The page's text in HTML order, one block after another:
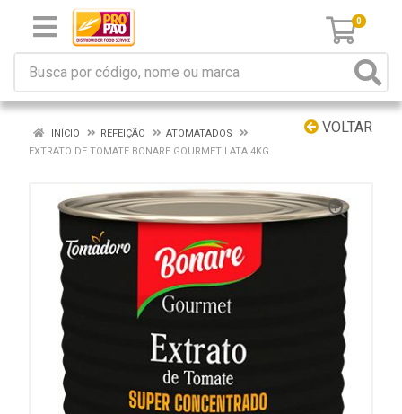
0
VOLTAR
INÍCIO REFEIÇÃO
ATOMATADOS
EXTRATO DE TOMATE BONARE GOURMET LATA 4KG